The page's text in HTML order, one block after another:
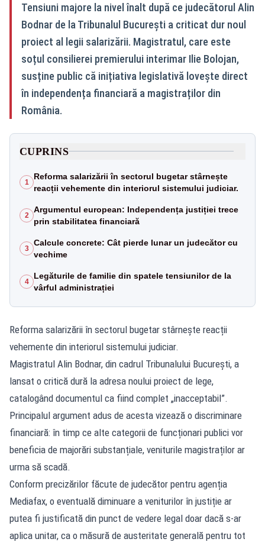
Tensiuni majore la nivel înalt după ce judecătorul Alin
Bodnar de la Tribunalul București a criticat dur noul
proiect al legii salarizării. Magistratul, care este
soțul consilierei premierului interimar Ilie Bolojan,
susține public că inițiativa legislativă lovește direct
în independența financiară a magistraților din
România.
CUPRINS
1
Reforma salarizării în sectorul bugetar stârnește
reacții vehemente din interiorul sistemului judiciar.
2
Argumentul european: Independența justiției trece
prin stabilitatea financiară
3
Calcule concrete: Cât pierde lunar un judecător cu
vechime
4
Legăturile de familie din spatele tensiunilor de la
vârful administrației
Reforma salarizării în sectorul bugetar stârnește reacții
vehemente din interiorul sistemului judiciar.
Magistratul Alin Bodnar, din cadrul Tribunalului București, a
lansat o critică dură la adresa noului proiect de lege,
catalogând documentul ca fiind complet „inacceptabil”.
Principalul argument adus de acesta vizează o discriminare
financiară: în timp ce alte categorii de funcționari publici vor
beneficia de majorări substanțiale, veniturile magistraților ar
urma să scadă.
Conform precizărilor făcute de judecător pentru agenția
Mediafax, o eventuală diminuare a veniturilor în justiție ar
putea fi justificată din punct de vedere legal doar dacă s-ar
aplica unitar, ca o măsură de austeritate generală pentru tot